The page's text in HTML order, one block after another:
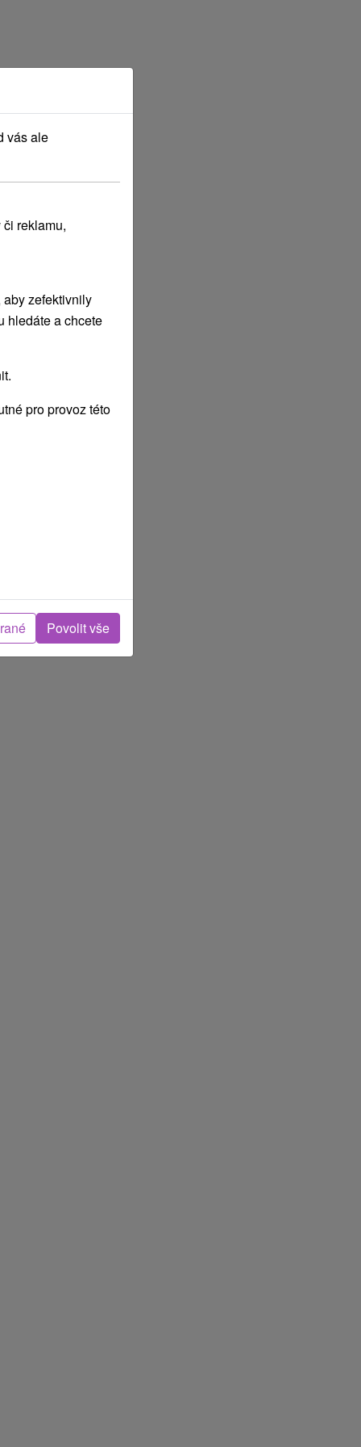
vás ale
reklamu,
zefektivnily
hledáte a chcete
pro provoz této
Povolit vše